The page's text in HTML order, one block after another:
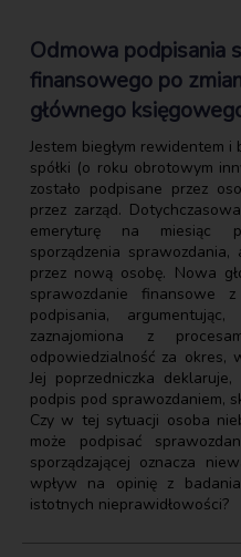
Odmowa podpisania
finansowego po
głównego
Jestem biegłym rewidentem
spółki (o roku obrotowym
zostało podpisane przez
przez zarząd.
emeryturę na miesiąc
sporządzenia
przez nową osobę. Nowa
sprawozdanie finansowe
podpisania,
zaznajomiona z
odpowiedzialność za okres,
Jej poprzedniczka
podpis pod sprawozdaniem,
Czy w tej sytuacji osoba
może podpisać
sporządzającej oznacza
wpływ na opinię z
istotnych nieprawidłowości?